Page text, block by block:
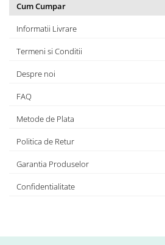
Cum Cumpar
Informatii Livrare
Termeni si Conditii
Despre noi
FAQ
Metode de Plata
Politica de Retur
Garantia Produselor
Confidentialitate